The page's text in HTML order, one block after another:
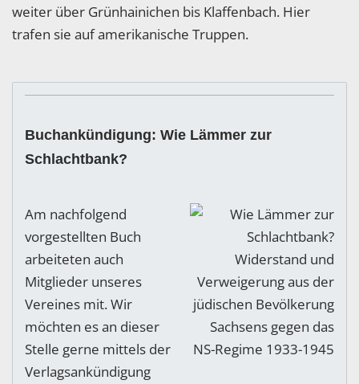
weiter über Grünhainichen bis Klaffenbach. Hier
trafen sie auf amerikanische Truppen.
Buchankündigung: Wie Lämmer zur
Schlachtbank?
Am nachfolgend
vorgestellten Buch
arbeiteten auch
Mitglieder unseres
Vereines mit. Wir
möchten es an dieser
Stelle gerne mittels der
Verlagsankündigung